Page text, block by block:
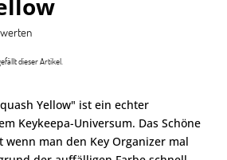
dieser Artikel.
Yellow" ist ein echter
Keykeepa-Universum. Das Schöne
wenn man den Key Organizer mal